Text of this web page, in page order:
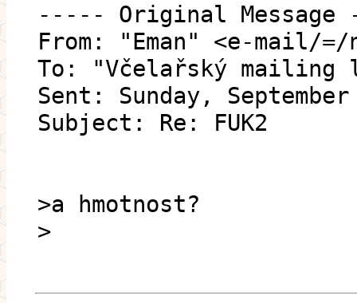
----- Original
From: "Eman" <e-mail/=/
To: "Včelařský
Sent: Sunday,
Subject: Re: FUK2
>a hmotnost?
>